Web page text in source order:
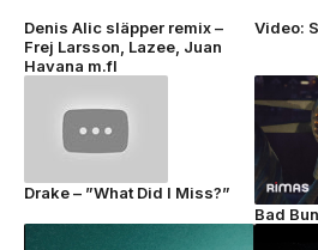
Denis Alic släpper remix –
Frej Larsson, Lazee, Juan
Havana m.fl
Video:
Drake – ”What Did I Miss?”
Bad